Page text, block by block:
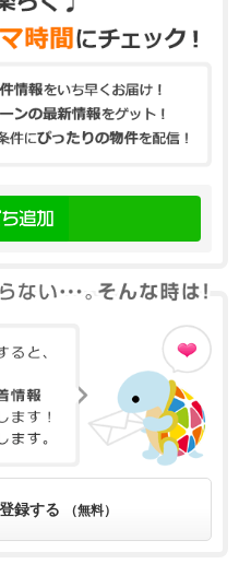
録する （無料）